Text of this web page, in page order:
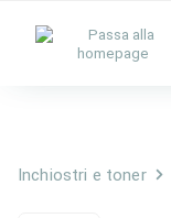
Inchiostri e toner